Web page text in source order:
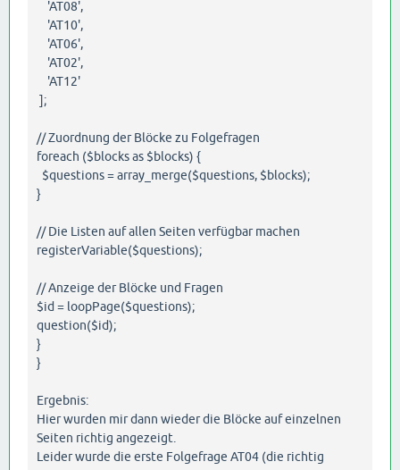
'AT08',
'AT10',
'AT06',
'AT02',
'AT12'
];
// Zuordnung der Blöcke zu Folgefragen
foreach ($blocks as $blocks) {
$questions = array_merge($questions, $blocks);
}
// Die Listen auf allen Seiten verfügbar machen
registerVariable($questions);
// Anzeige der Blöcke und Fragen
$id = loopPage($questions);
question($id);
}
}
Ergebnis:
Hier wurden mir dann wieder die Blöcke auf einzelnen
Seiten richtig angezeigt.
Leider wurde die erste Folgefrage AT04 (die richtig